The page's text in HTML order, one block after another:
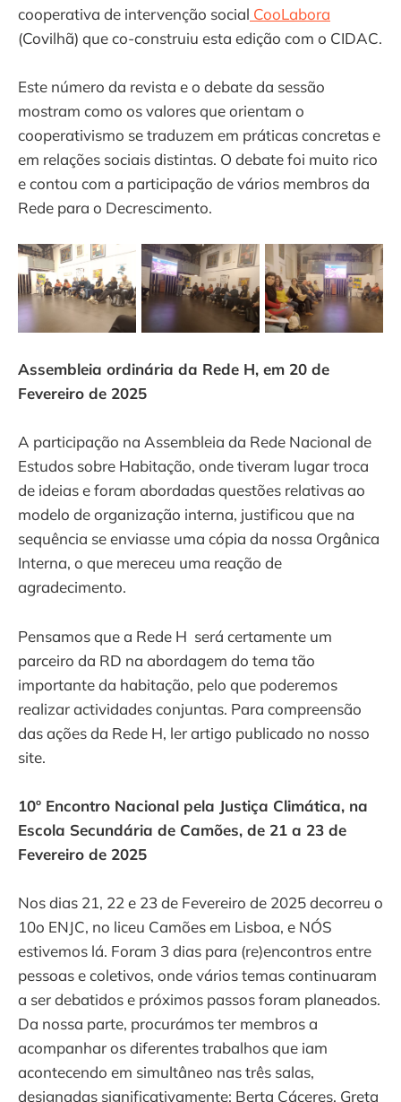
cooperativa de intervenção social CooLabora
(Covilhã) que co-construiu esta edição com o CIDAC.
Este número da revista e o debate da sessão
mostram como os valores que orientam o
cooperativismo se traduzem em práticas concretas e
em relações sociais distintas. O debate foi muito rico
e contou com a participação de vários membros da
Rede para o Decrescimento.
Assembleia ordinária da Rede H, em 20 de
Fevereiro de 2025
A participação na Assembleia da Rede Nacional de
Estudos sobre Habitação, onde tiveram lugar troca
de ideias e foram abordadas questões relativas ao
modelo de organização interna, justificou que na
sequência se enviasse uma cópia da nossa Orgânica
Interna, o que mereceu uma reação de
agradecimento.
Pensamos que a Rede H será certamente um
parceiro da RD na abordagem do tema tão
importante da habitação, pelo que poderemos
realizar actividades conjuntas. Para compreensão
das ações da Rede H, ler artigo publicado no nosso
site.
10º Encontro Nacional pela Justiça Climática, na
Escola Secundária de Camões, de 21 a 23 de
Fevereiro de 2025
Nos dias 21, 22 e 23 de Fevereiro de 2025 decorreu o
10o ENJC, no liceu Camões em Lisboa, e NÓS
estivemos lá. Foram 3 dias para (re)encontros entre
pessoas e coletivos, onde vários temas continuaram
a ser debatidos e próximos passos foram planeados.
Da nossa parte, procurámos ter membros a
acompanhar os diferentes trabalhos que iam
acontecendo em simultâneo nas três salas,
designadas significativamente: Berta Cáceres, Greta